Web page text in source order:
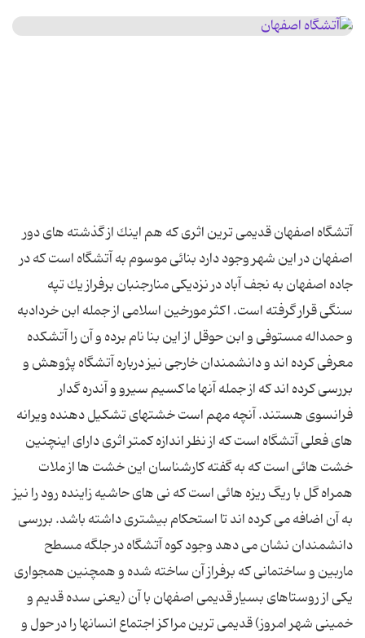
آتشگاه اصفهان قدیمی ترین اثری كه هم اینك از گذشته های دور
اصفهان در این شهر وجود دارد بنائی موسوم به آتشگاه است كه در
جاده اصفهان به نجف آباد در نزدیكی منارجنبان برفراز یك تپه
سنگی قرار گرفته است. اكثر مورخین اسلامی از جمله ابن خردادبه
و حمداله مستوفی و ابن حوقل از این بنا نام برده و آن را آتشكده
معرفی كرده اند و دانشمندان خارجی نیز درباره آتشگاه پژوهش و
بررسی كرده اند كه از جمله آنها ماكسیم سیرو و آندره گدار
فرانسوی هستند. آنچه مهم است خشتهای تشکیل دهنده ویرانه
های فعلی آتشگاه است که از نظر اندازه کمتر اثری دارای اینچنین
خشت هائی است که به گفته کارشناسان این خشت ها از ملات
همراه گل با ریگ ریزه هائی است که نی های حاشیه زاینده رود را نیز
به آن اضافه می کرده اند تا استحکام بیشتری داشته باشد. بررسی
دانشمندان نشان می دهد وجود کوه آتشگاه در جلگه مسطح
ماربین و ساختمانی که برفراز آن ساخته شده و همچنین همجواری
یکی از روستاهای بسیار قدیمی اصفهان با آن (یعنی سده قدیم و
خمینی شهر امروز) قدیمی ترین مراکز اجتماع انسانها را در حول و